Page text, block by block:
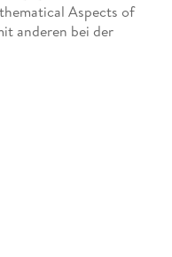
Aspects of
anderen bei der